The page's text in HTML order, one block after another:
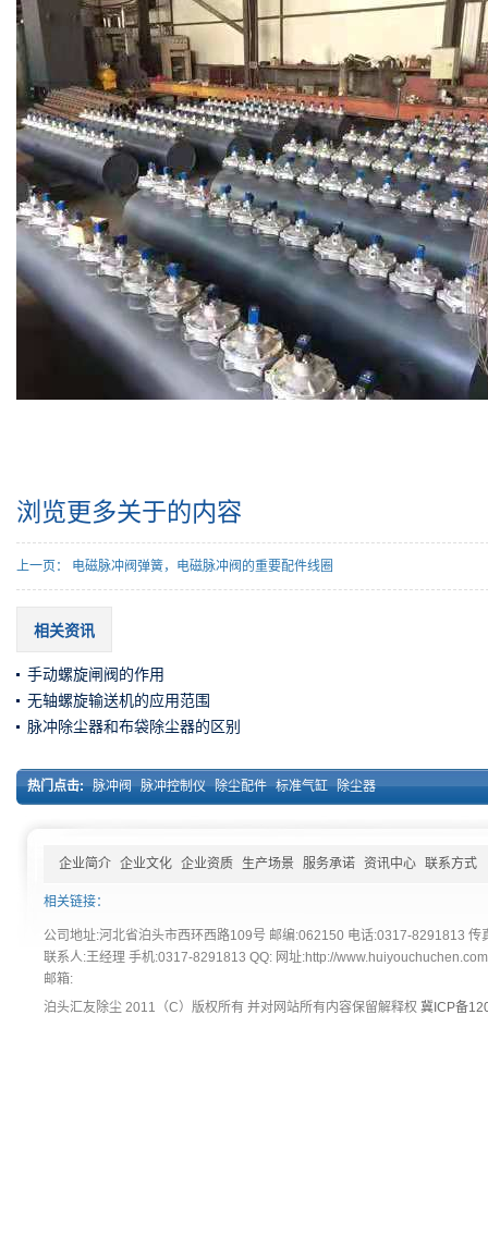
浏览更多关于的内容
上一页： 电磁脉冲阀弹簧，电磁脉冲阀的重要配件线圈
相关资讯
手动螺旋闸阀的作用
无轴螺旋输送机的应用范围
脉冲除尘器和布袋除尘器的区别
热门点击: 脉冲阀 脉冲控制仪 除尘配件 标准气缸 除尘器
企业简介 企业文化 企业资质 生产场景 服务承诺 资讯中心 联系方式
相关链接：
公司地址:河北省泊头市西环西路109号 邮编:062150 电话:0317-8291813
联系人:王经理 手机:0317-8291813 QQ: 网址:http://
邮箱:
泊头汇友除尘 2011（C）版权所有 并对网站所有内容保留解释权 冀ICP备